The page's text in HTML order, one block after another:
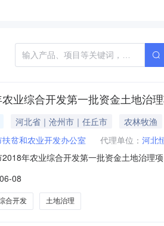
业综合开发第一批资金土地治
河北省｜沧州市｜任丘市 农林牧渔
贫和农业开发办公室 代理单位： 河北
2018年农业综合开发第一批资金土地治理
恒基建设招标有限公司。现依据《中华
项目概况与招标范
08
合开发 土地治理